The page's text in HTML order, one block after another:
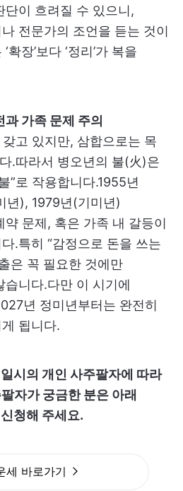
단이 흐려질 수 있으니,
전문가의 조언을 듣는 것이
장’보다 ‘정리’가 복을
가족 문제 주의
고 있지만, 삼합으로는 목
.따라서 병오년의 불(火)은
”로 작용합니다.1955년
년), 1979년(기미년)
문제, 혹은 가족 내 갈등이
.특히 “감정으로 돈을 쓰는
은 꼭 필요한 것에만
니다.다만 이 시기에
년 정미년부터는 완전히
됩니다.
시의 개인 사주팔자에 따라
자가 궁금한 분은 아래
청해 주세요.
세 바로가기